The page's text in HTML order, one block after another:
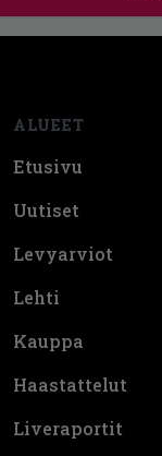
ALUEET
Etusivu
Uutiset
Levyarviot
Lehti
Kauppa
Haastattelut
Liveraportit